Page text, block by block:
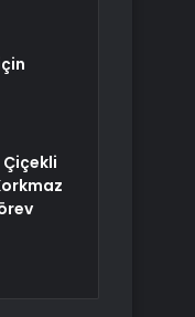
Çiçekli